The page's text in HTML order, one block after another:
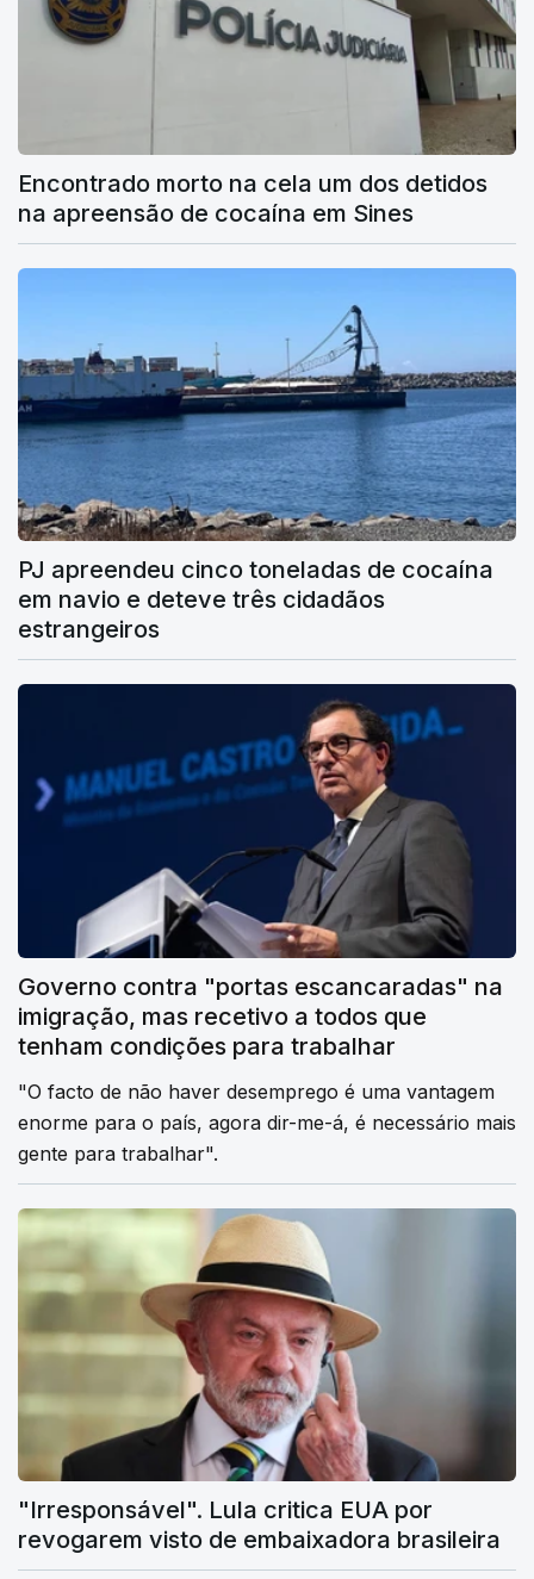
Encontrado morto na cela um dos detidos
na apreensão de cocaína em Sines
PJ apreendeu cinco toneladas de cocaína
em navio e deteve três cidadãos
estrangeiros
Governo contra "portas escancaradas" na
imigração, mas recetivo a todos que
tenham condições para trabalhar
"O facto de não haver desemprego é uma vantagem
enorme para o país, agora dir-me-á, é necessário mais
gente para trabalhar".
"Irresponsável". Lula critica EUA por
revogarem visto de embaixadora brasileira